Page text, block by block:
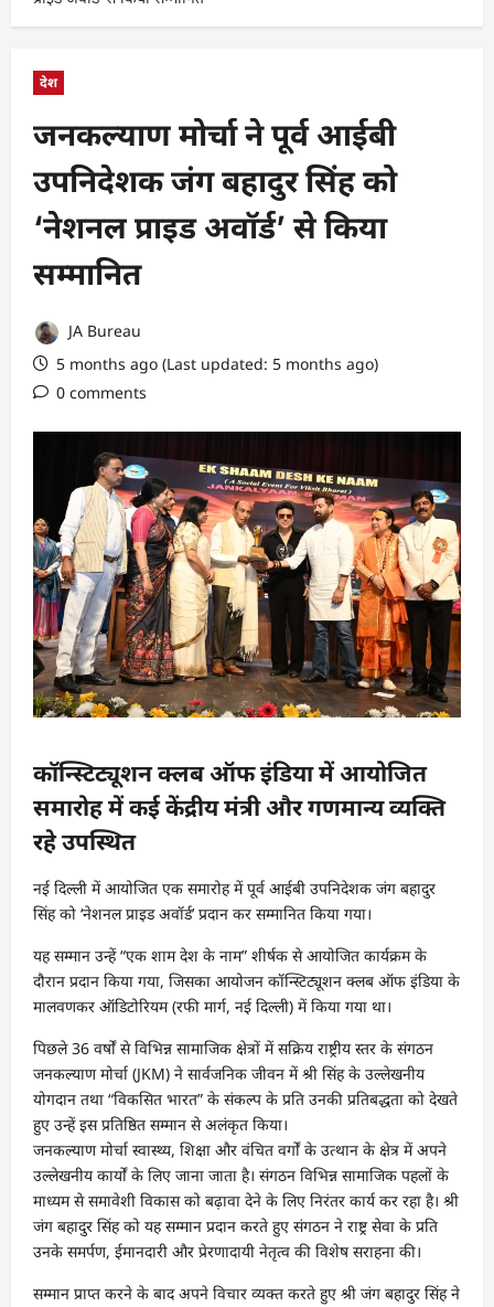
देश
जनकल्याण मोर्चा ने पूर्व आईबी
उपनिदेशक जंग बहादुर सिंह को
‘नेशनल प्राइड अवॉर्ड’ से किया
सम्मानित
JA Bureau
5 months ago (Last updated: 5 months ago)
0 comments
कॉन्स्टिट्यूशन क्लब ऑफ इंडिया में आयोजित
समारोह में कई केंद्रीय मंत्री और गणमान्य व्यक्ति
रहे उपस्थित
नई दिल्ली में आयोजित एक समारोह में पूर्व आईबी उपनिदेशक जंग बहादुर
सिंह को ‘नेशनल प्राइड अवॉर्ड’ प्रदान कर सम्मानित किया गया।
यह सम्मान उन्हें “एक शाम देश के नाम” शीर्षक से आयोजित कार्यक्रम के
दौरान प्रदान किया गया, जिसका आयोजन कॉन्स्टिट्यूशन क्लब ऑफ इंडिया के
मालवणकर ऑडिटोरियम (रफी मार्ग, नई दिल्ली) में किया गया था।
पिछले 36 वर्षों से विभिन्न सामाजिक क्षेत्रों में सक्रिय राष्ट्रीय स्तर के संगठन
जनकल्याण मोर्चा (JKM) ने सार्वजनिक जीवन में श्री सिंह के उल्लेखनीय
योगदान तथा “विकसित भारत” के संकल्प के प्रति उनकी प्रतिबद्धता को देखते
हुए उन्हें इस प्रतिष्ठित सम्मान से अलंकृत किया।
जनकल्याण मोर्चा स्वास्थ्य, शिक्षा और वंचित वर्गों के उत्थान के क्षेत्र में अपने
उल्लेखनीय कार्यों के लिए जाना जाता है। संगठन विभिन्न सामाजिक पहलों के
माध्यम से समावेशी विकास को बढ़ावा देने के लिए निरंतर कार्य कर रहा है। श्री
जंग बहादुर सिंह को यह सम्मान प्रदान करते हुए संगठन ने राष्ट्र सेवा के प्रति
उनके समर्पण, ईमानदारी और प्रेरणादायी नेतृत्व की विशेष सराहना की।
सम्मान प्राप्त करने के बाद अपने विचार व्यक्त करते हुए श्री जंग बहादुर सिंह ने